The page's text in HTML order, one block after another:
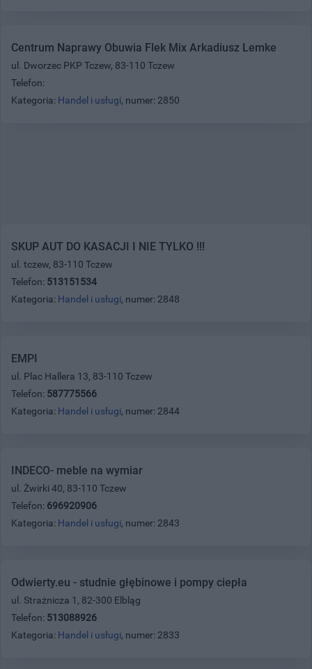
Centrum Naprawy Obuwia Flek Mix Arkadiusz Lemke
ul. Dworzec PKP Tczew, 83-110 Tczew
Telefon:
Kategoria: Handel i usługi, numer: 2850
SKUP AUT DO KASACJI I NIE TYLKO !!!
ul. tczew, 83-110 Tczew
Telefon: 513151534
Kategoria: Handel i usługi, numer: 2848
EMPI
ul. Plac Hallera 13, 83-110 Tczew
Telefon: 587775566
Kategoria: Handel i usługi, numer: 2844
INDECO- meble na wymiar
ul. Żwirki 40, 83-110 Tczew
Telefon: 696920906
Kategoria: Handel i usługi, numer: 2843
Odwierty.eu - studnie głębinowe i pompy ciepła
ul. Strażnicza 1, 82-300 Elbląg
Telefon: 513088926
Kategoria: Handel i usługi, numer: 2833